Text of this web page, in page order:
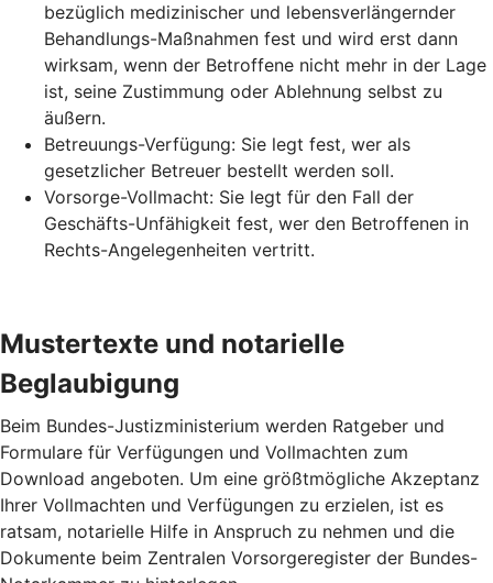
bezüglich medizinischer und lebensverlängernder
Behandlungs-Maßnahmen fest und wird erst dann
wirksam, wenn der Betroffene nicht mehr in der Lage
ist, seine Zustimmung oder Ablehnung selbst zu
äußern.
Betreuungs-Verfügung: Sie legt fest, wer als
gesetzlicher Betreuer bestellt werden soll.
Vorsorge-Vollmacht: Sie legt für den Fall der
Geschäfts-Unfähigkeit fest, wer den Betroffenen in
Rechts-Angelegenheiten vertritt.
Mustertexte und notarielle
Beglaubigung
Beim Bundes-Justizministerium werden Ratgeber und
Formulare für Verfügungen und Vollmachten zum
Download angeboten. Um eine größtmögliche Akzeptanz
Ihrer Vollmachten und Verfügungen zu erzielen, ist es
ratsam, notarielle Hilfe in Anspruch zu nehmen und die
Dokumente beim Zentralen Vorsorgeregister der Bundes-